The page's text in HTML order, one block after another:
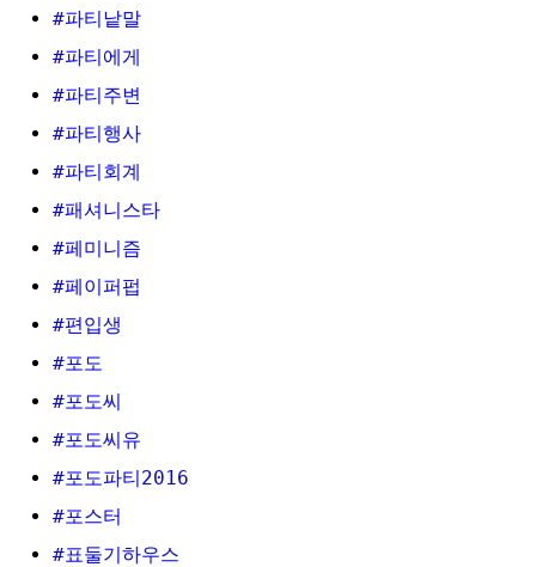
#파티낱말
#파티에게
#파티주변
#파티행사
#파티회계
#패셔니스타
#페미니즘
#페이퍼펍
#편입생
#포도
#포도씨
#포도씨유
#포도파티2016
#포스터
#표둘기하우스